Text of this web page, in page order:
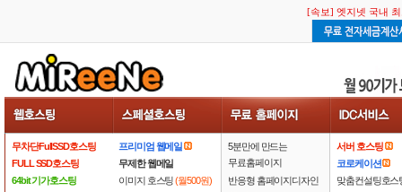
[속보] 엣지넷 국내
무차단FullSSD호스팅
FULL SSD호스팅
64bit 기가호스팅
프리미엄 웹메일
무제한 웹메일
이미지 호스팅(월500원)
5분만에 만드는
무료홈페이지
반응형 홈페이지디자인
서버 호스팅
코로케이션
맞춤컨설팅호스